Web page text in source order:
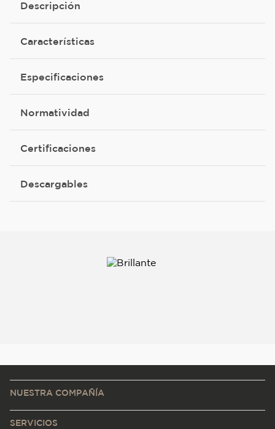
Descripción
Características
Especificaciones
Normatividad
Certificaciones
Descargables
NUESTRA COMPAÑÍA
SERVICIOS